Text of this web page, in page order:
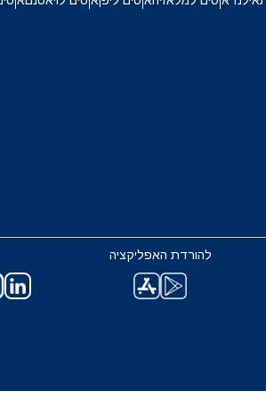
להורדת האפליקציה